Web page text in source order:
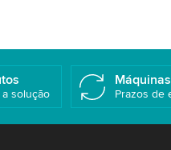
solução Prazos de